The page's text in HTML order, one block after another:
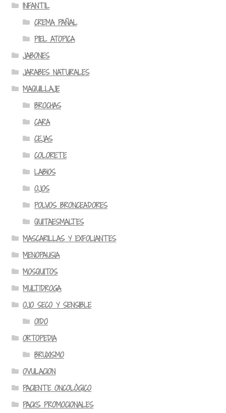
INFANTIL
CREMA PAÑAL
PIEL ATOPICA
JABONES
JARABES NATURALES
MAQUILLAJE
BROCHAS
CARA
CEJAS
COLORETE
LABIOS
OJOS
POLVOS BRONCEADORES
QUITAESMALTES
MASCARILLAS Y EXFOLIANTES
MENOPAUSIA
MOSQUITOS
MULTIDROGA
OJO SECO Y SENSIBLE
OIDO
ORTOPEDIA
BRUXISMO
OVULACION
PACIENTE ONCOLÓGICO
PACKS PROMOCIONALES